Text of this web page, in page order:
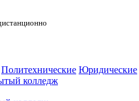
Политехнические Юридические